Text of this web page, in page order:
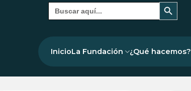
Buscar:
InicioLa Fundación ¿Qué hacemos?